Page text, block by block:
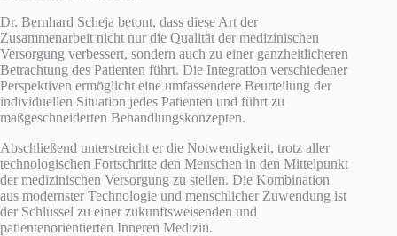
Dr. Bernhard Scheja betont, dass diese Art der
Zusammenarbeit nicht nur die Qualität der medizinischen
Versorgung verbessert, sondern auch zu einer ganzheitlicheren
Betrachtung des Patienten führt. Die Integration verschiedener
Perspektiven ermöglicht eine umfassendere Beurteilung der
individuellen Situation jedes Patienten und führt zu
maßgeschneiderten Behandlungskonzepten.
Abschließend unterstreicht er die Notwendigkeit, trotz aller
technologischen Fortschritte den Menschen in den Mittelpunkt
der medizinischen Versorgung zu stellen. Die Kombination
aus modernster Technologie und menschlicher Zuwendung ist
der Schlüssel zu einer zukunftsweisenden und
patientenorientierten Inneren Medizin.